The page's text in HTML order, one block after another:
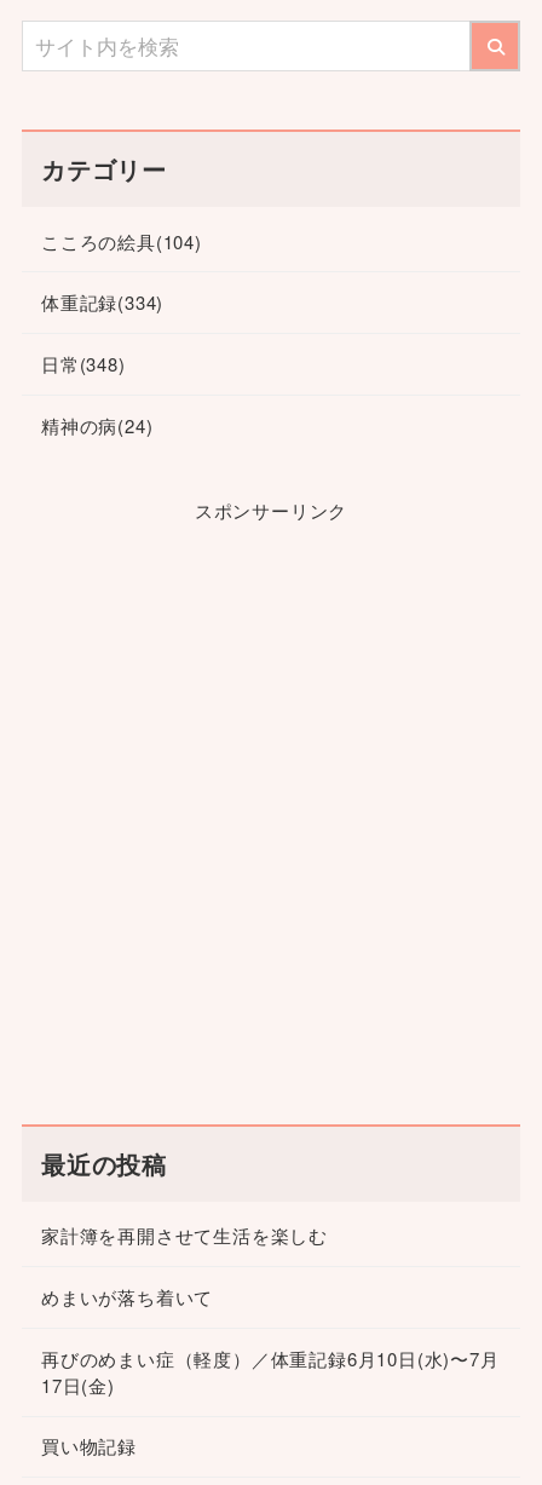
カテゴリー
こころの絵具(104)
体重記録(334)
日常(348)
精神の病(24)
スポンサーリンク
最近の投稿
家計簿を再開させて生活を楽しむ
めまいが落ち着いて
再びのめまい症（軽度）／体重記録6月10日(水)〜7月
17日(金)
買い物記録